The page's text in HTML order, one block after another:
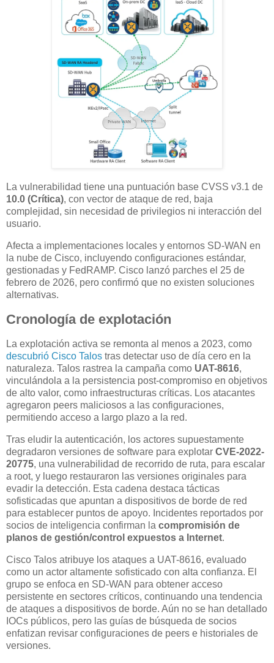
La vulnerabilidad tiene una puntuación base CVSS v3.1 de
10.0 (Crítica), con vector de ataque de red, baja
complejidad, sin necesidad de privilegios ni interacción del
usuario.
Afecta a implementaciones locales y entornos SD-WAN en
la nube de Cisco, incluyendo configuraciones estándar,
gestionadas y FedRAMP. Cisco lanzó parches el 25 de
febrero de 2026, pero confirmó que no existen soluciones
alternativas.
Cronología de explotación
La explotación activa se remonta al menos a 2023, como
descubrió Cisco Talos tras detectar uso de día cero en la
naturaleza. Talos rastrea la campaña como UAT-8616,
vinculándola a la persistencia post-compromiso en objetivos
de alto valor, como infraestructuras críticas. Los atacantes
agregaron peers maliciosos a las configuraciones,
permitiendo acceso a largo plazo a la red.
Tras eludir la autenticación, los actores supuestamente
degradaron versiones de software para explotar CVE-2022-
20775, una vulnerabilidad de recorrido de ruta, para escalar
a root, y luego restauraron las versiones originales para
evadir la detección. Esta cadena destaca tácticas
sofisticadas que apuntan a dispositivos de borde de red
para establecer puntos de apoyo. Incidentes reportados por
socios de inteligencia confirman la compromisión de
planos de gestión/control expuestos a Internet.
Cisco Talos atribuye los ataques a UAT-8616, evaluado
como un actor altamente sofisticado con alta confianza. El
grupo se enfoca en SD-WAN para obtener acceso
persistente en sectores críticos, continuando una tendencia
de ataques a dispositivos de borde. Aún no se han detallado
IOCs públicos, pero las guías de búsqueda de socios
enfatizan revisar configuraciones de peers e historiales de
versiones.